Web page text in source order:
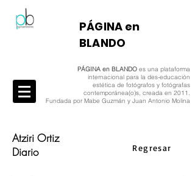
​PÁGINA en
BLANDO
PÁGINA en BLANDO es una plataforma
internacional para la des-educación
estética de fotógrafos y fotógrafas
contemporánea(o)s, creada en 2011.
Fundada por Mabe Guzmán y Juan Antonio Molina
Atziri Ortiz
Diario
Regresar